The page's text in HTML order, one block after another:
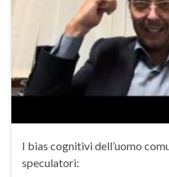
I bias cognitivi dell’uomo
speculatori: